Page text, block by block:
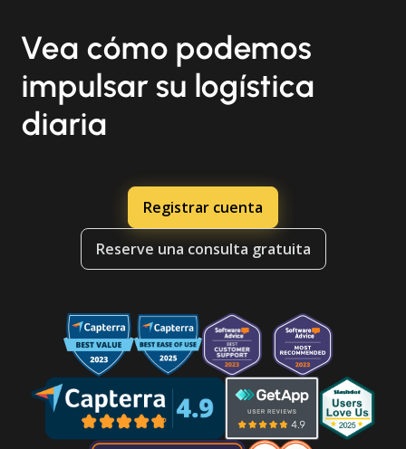
Vea cómo podemos
impulsar su logística
diaria
Registrar cuenta
Reserve una consulta gratuita